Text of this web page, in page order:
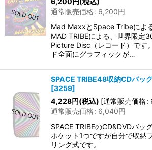
通常販売価格: 6,200円
Mad MaxxとSpace Tribeによ
MAD TRIBEによる、世界限定
Picture Disc（レコード）です
ド全面にグラフィックが…
SPACE TRIBE48収納CDバッ
[3259]
4,228円(税込) [通常販売価格:
通常販売価格: 6,040円
SPACE TRIBEのCD&DVDバッ
ポケット1つですが自分で収納
リング式です。